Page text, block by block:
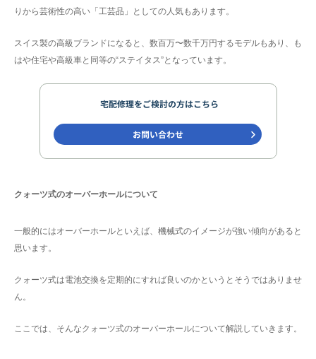
りから芸術性の高い「工芸品」としての人気もあります。
スイス製の高級ブランドになると、数百万〜数千万円するモデルもあり、も
はや住宅や高級車と同等の“ステイタス”となっています。
クォーツ式のオーバーホールについて
一般的にはオーバーホールといえば、機械式のイメージが強い傾向があると
思います。
クォーツ式は電池交換を定期的にすれば良いのかというとそうではありませ
ん。
ここでは、そんなクォーツ式のオーバーホールについて解説していきます。